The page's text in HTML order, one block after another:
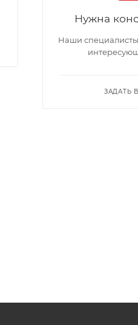
Нужна
Наши
ЗАДАТЬ